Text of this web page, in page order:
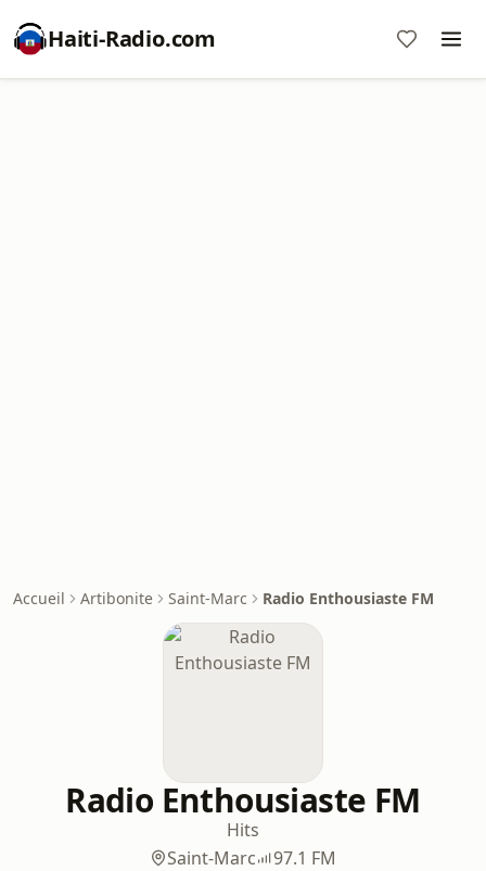
Haiti-Radio.com
Accueil Artibonite Saint-Marc Radio Enthousiaste FM
Radio Enthousiaste FM
Hits
Saint-Marc
97.1 FM